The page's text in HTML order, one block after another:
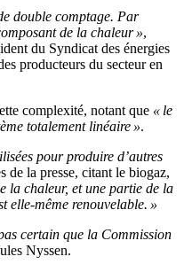
double comptage. Par
de la chaleur »,
du Syndicat des énergies
producteurs du secteur en
complexité, notant que « le
totalement linéaire ».
pour produire d’autres
de la presse, citant le biogaz,
la chaleur, et une partie de la
elle-même renouvelable. »
certain que la Commission
Nyssen.